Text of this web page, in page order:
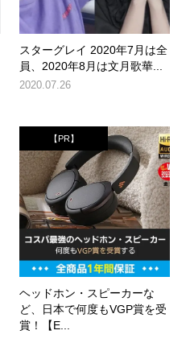
スターグレイ 2020年7月は全
員、2020年8月は文月歌華...
2020.07.26
【PR】
ヘッドホン・スピーカーな
ど、日本で何度もVGP賞を受
賞！【E...